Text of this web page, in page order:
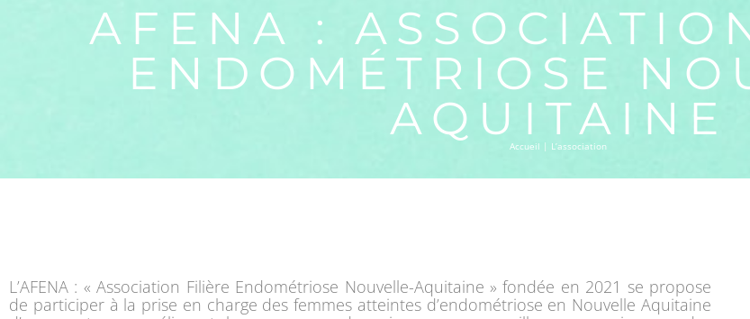
AFENA :
ENDOMÉTRIOSE
AQUITAINE
Accueil | L’association
L’AFENA : « Association Filière Endométriose Nouvelle-Aquitaine » fondée en 2021 se propose
de participer à la prise en charge des femmes atteintes d’endométriose en Nouvelle Aquitaine